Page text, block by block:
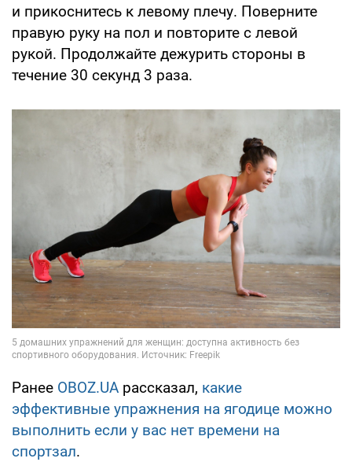
и прикоснитесь к левому плечу. Поверните
правую руку на пол и повторите с левой
рукой. Продолжайте дежурить стороны в
течение 30 секунд 3 раза.
Ранее OBOZ.UA рассказал, какие
эффективные упражнения на ягодице можно
выполнить если у вас нет времени на
спортзал.